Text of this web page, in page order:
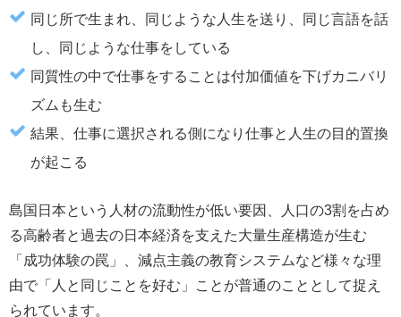
同じ所で生まれ、同じような人生を送り、同じ言語を話
し、同じような仕事をしている
同質性の中で仕事をすることは付加価値を下げカニバリ
ズムも生む
結果、仕事に選択される側になり仕事と人生の目的置換
が起こる
島国日本という人材の流動性が低い要因、人口の3割を占め
る高齢者と過去の日本経済を支えた大量生産構造が生む
「成功体験の罠」、減点主義の教育システムなど様々な理
由で「人と同じことを好む」ことが普通のこととして捉え
られています。